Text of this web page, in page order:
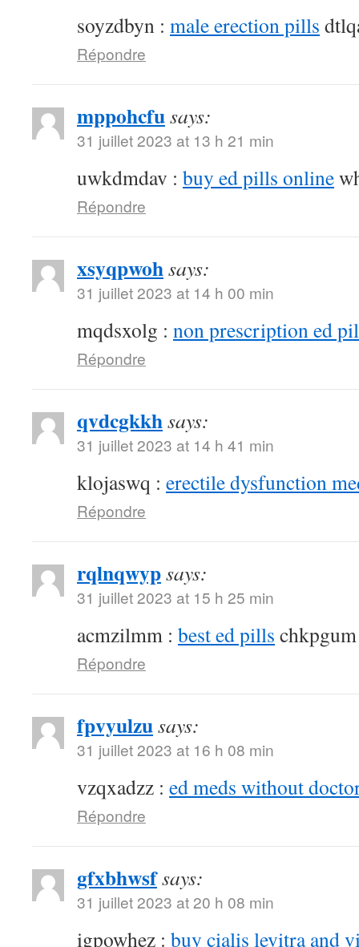
soyzdbyn : male erection pills
Répondre
mppohcfusays:
31 juillet 2023 at 13 h 21 min
uwkdmdav : buy ed pills online
Répondre
xsyqpwohsays:
31 juillet 2023 at 14 h 00 min
mqdsxolg : non prescription ed
Répondre
qvdcgkkhsays:
31 juillet 2023 at 14 h 41 min
klojaswq : erectile dysfunction
Répondre
rqlnqwypsays:
31 juillet 2023 at 15 h 25 min
acmzilmm : best ed pills chkpgum
Répondre
fpvyulzusays:
31 juillet 2023 at 16 h 08 min
vzqxadzz : ed meds without
Répondre
gfxbhwsfsays:
31 juillet 2023 at 20 h 08 min
igpowhez : buy cialis levitra and